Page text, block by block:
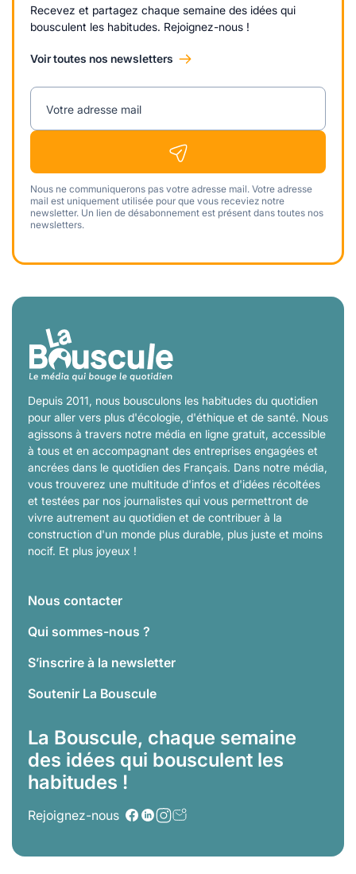
Recevez et partagez chaque semaine des idées qui
bousculent les habitudes. Rejoignez-nous !
Voir toutes nos newsletters
Votre adresse mail
Nous ne communiquerons pas votre adresse mail. Votre adresse
mail est uniquement utilisée pour que vous receviez notre
newsletter. Un lien de désabonnement est présent dans toutes nos
newsletters.
Depuis 2011, nous bousculons les habitudes du quotidien
pour aller vers plus d'écologie, d'éthique et de santé. Nous
agissons à travers notre média en ligne gratuit, accessible
à tous et en accompagnant des entreprises engagées et
ancrées dans le quotidien des Français. Dans notre média,
vous trouverez une multitude d'infos et d'idées récoltées
et testées par nos journalistes qui vous permettront de
vivre autrement au quotidien et de contribuer à la
construction d'un monde plus durable, plus juste et moins
nocif. Et plus joyeux !
Nous contacter
Qui sommes-nous ?
S’inscrire à la newsletter
Soutenir La Bouscule
La Bouscule, chaque semaine
des idées qui bousculent les
habitudes !
Rejoignez-nous